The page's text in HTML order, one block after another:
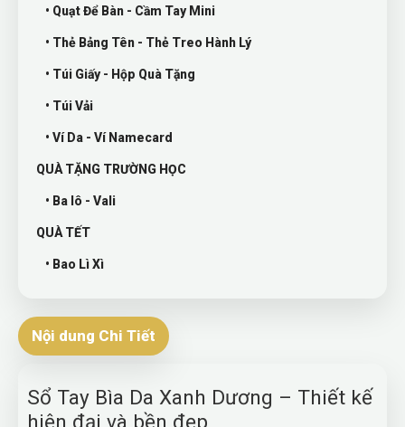
• Quạt Để Bàn - Cầm Tay Mini
• Thẻ Bảng Tên - Thẻ Treo Hành Lý
• Túi Giấy - Hộp Quà Tặng
• Túi Vải
• Ví Da - Ví Namecard
QUÀ TẶNG TRƯỜNG HỌC
• Ba lô - Vali
QUÀ TẾT
• Bao Lì Xì
Nội dung Chi Tiết
Sổ Tay Bìa Da Xanh Dương – Thiết kế
hiện đại và bền đẹp